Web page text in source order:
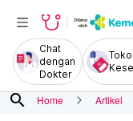
Chat
dengan
Dokter
Toko
search Home Artikel